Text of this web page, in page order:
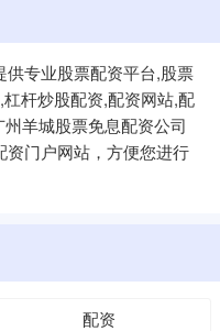
供专业股票配资平台,股票
杆炒股配资,配资网站,配
羊城股票免息配资公司
门户网站，方便您进行
配资